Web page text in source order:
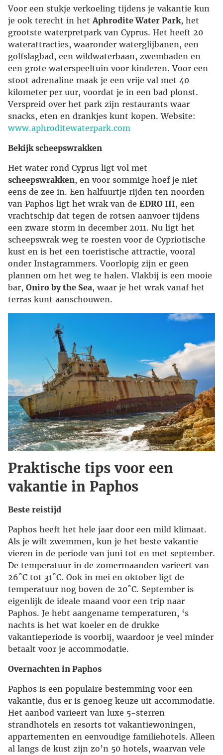
Voor een stukje verkoeling tijdens je vakantie kun
je ook terecht in hetAphrodite Water Park, het
grootste waterpretpark van Cyprus. Het heeft 20
waterattracties, waaronder waterglijbanen, een
golfslagbad, een wildwaterbaan, zwembaden en
een grote waterspeeltuin voor kinderen. Voor een
stoot adrenaline maak je een vrije val met 40
kilometer per uur, voordat je in een bad plonst.
Verspreid over het park zijn restaurants waar
snacks, eten en drankjes kunt kopen. Website:
www.aphroditewaterpark.com
Bekijk scheepswrakken
Het water rond Cyprus ligt vol met
scheepswrakken, en voor sommige hoef je niet
eens de zee in. Een halfuurtje rijden ten noorden
van Paphos ligt het wrak van de EDRO III, een
vrachtschip dat tegen de rotsen aanvoer tijdens
een zware storm in december 2011. Nu ligt het
scheepswrak weg te roesten voor de Cypriotische
kust en is het een toeristische attractie, vooral
onder Instagrammers. Voorlopig zijn er geen
plannen om het weg te halen. Vlakbij is een mooie
bar, Oniro by the Sea, waar je het wrak vanaf het
terras kunt aanschouwen.
Praktische tips voor een
vakantie in Paphos
Beste reistijd
Paphos heeft het hele jaar door een mild klimaat.
Als je wilt zwemmen, kun je het beste vakantie
vieren in de periode van juni tot en met september.
De temperatuur in de zomermaanden varieert van
26˚C tot 31˚C. Ook in mei en oktober ligt de
temperatuur nog boven de 20˚C. September is
eigenlijk de ideale maand voor een trip naar
Paphos. Je hebt aangename temperaturen, ‘s
nachts is het wat koeler en de drukke
vakantieperiode is voorbij, waardoor je veel minder
betaalt voor je accommodatie.
Overnachten in Paphos
Paphos is een populaire bestemming voor een
vakantie, dus er is genoeg keuze uit accommodatie.
Het aanbod varieert van luxe 5-sterren
strandhotels en resorts tot vakantiewoningen,
appartementen en eenvoudige familiehotels. Alleen
al langs de kust zijn zo’n 50 hotels, waarvan vele